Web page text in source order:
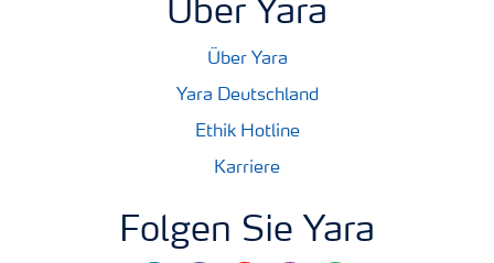
Über Yara
Über Yara
Yara Deutschland
Ethik Hotline
Karriere
Folgen Sie Yara